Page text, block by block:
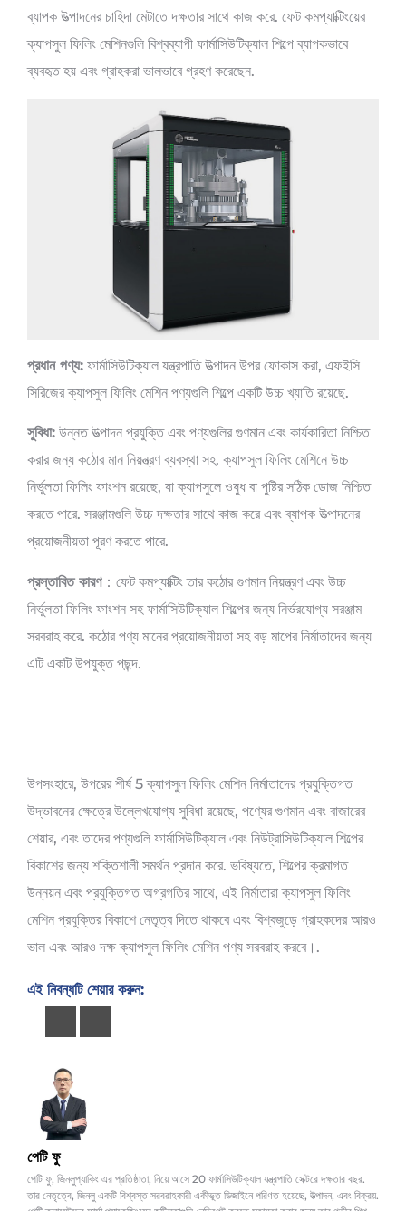
ব্যাপক উত্পাদনের চাহিদা মেটাতে দক্ষতার সাথে কাজ করে. ফেট কমপ্যাক্টিংয়ের
ক্যাপসুল ফিলিং মেশিনগুলি বিশ্বব্যাপী ফার্মাসিউটিক্যাল শিল্পে ব্যাপকভাবে
ব্যবহৃত হয় এবং গ্রাহকরা ভালভাবে গ্রহণ করেছেন.
প্রধান পণ্য: ফার্মাসিউটিক্যাল যন্ত্রপাতি উত্পাদন উপর ফোকাস করা, এফইসি
সিরিজের ক্যাপসুল ফিলিং মেশিন পণ্যগুলি শিল্পে একটি উচ্চ খ্যাতি রয়েছে.
সুবিধা: উন্নত উত্পাদন প্রযুক্তি এবং পণ্যগুলির গুণমান এবং কার্যকারিতা নিশ্চিত
করার জন্য কঠোর মান নিয়ন্ত্রণ ব্যবস্থা সহ. ক্যাপসুল ফিলিং মেশিনে উচ্চ
নির্ভুলতা ফিলিং ফাংশন রয়েছে, যা ক্যাপসুলে ওষুধ বা পুষ্টির সঠিক ডোজ নিশ্চিত
করতে পারে. সরঞ্জামগুলি উচ্চ দক্ষতার সাথে কাজ করে এবং ব্যাপক উত্পাদনের
প্রয়োজনীয়তা পূরণ করতে পারে.
প্রস্তাবিত কারণ：ফেট কমপ্যাক্টিং তার কঠোর গুণমান নিয়ন্ত্রণ এবং উচ্চ
নির্ভুলতা ফিলিং ফাংশন সহ ফার্মাসিউটিক্যাল শিল্পের জন্য নির্ভরযোগ্য সরঞ্জাম
সরবরাহ করে. কঠোর পণ্য মানের প্রয়োজনীয়তা সহ বড় মাপের নির্মাতাদের জন্য
এটি একটি উপযুক্ত পছন্দ.
উপসংহারে, উপরের শীর্ষ 5 ক্যাপসুল ফিলিং মেশিন নির্মাতাদের প্রযুক্তিগত
উদ্ভাবনের ক্ষেত্রে উল্লেখযোগ্য সুবিধা রয়েছে, পণ্যের গুণমান এবং বাজারের
শেয়ার, এবং তাদের পণ্যগুলি ফার্মাসিউটিক্যাল এবং নিউট্রাসিউটিক্যাল শিল্পের
বিকাশের জন্য শক্তিশালী সমর্থন প্রদান করে. ভবিষ্যতে, শিল্পের ক্রমাগত
উন্নয়ন এবং প্রযুক্তিগত অগ্রগতির সাথে, এই নির্মাতারা ক্যাপসুল ফিলিং
মেশিন প্রযুক্তির বিকাশে নেতৃত্ব দিতে থাকবে এবং বিশ্বজুড়ে গ্রাহকদের আরও
ভাল এবং আরও দক্ষ ক্যাপসুল ফিলিং মেশিন পণ্য সরবরাহ করবে।.
এই নিবন্ধটি শেয়ার করুন:
পেটি ফু
পেটি ফু, জিনলুপ্যাকিং এর প্রতিষ্ঠাতা, নিয়ে আসে 20 ফার্মাসিউটিক্যাল যন্ত্রপাতি সেক্টরে দক্ষতার বছর.
তার নেতৃত্বে, জিনলু একটি বিশ্বস্ত সরবরাহকারী একীভূত ডিজাইনে পরিণত হয়েছে, উত্পাদন, এবং বিক্রয়.